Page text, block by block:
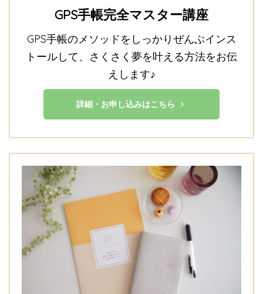
GPS手帳完全マスター講座
GPS手帳のメソッドをしっかりぜんぶインス
トールして、さくさく夢を叶える方法をお伝
えします♪
詳細・お申し込みはこちら